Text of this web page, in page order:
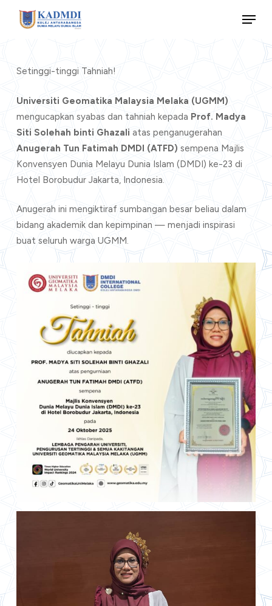
Menu
Setinggi-tinggi Tahniah!
Universiti Geomatika Malaysia Melaka (UGMM)
mengucapkan syabas dan tahniah kepada Prof. Madya
Siti Solehah binti Ghazali atas penganugerahan
Anugerah Tun Fatimah DMDI (ATFD) sempena Majlis
Konvensyen Dunia Melayu Dunia Islam (DMDI) ke-23 di
Hotel Borobudur Jakarta, Indonesia.
Anugerah ini mengiktiraf sumbangan besar beliau dalam
bidang akademik dan kepimpinan — menjadi inspirasi
buat seluruh warga UGMM.